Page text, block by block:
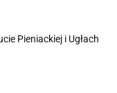
Pieniackiej i Ugłach